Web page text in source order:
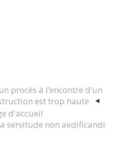
procès à l’encontre d’un
est trop haute
d'accueil
servitude non aedificandi